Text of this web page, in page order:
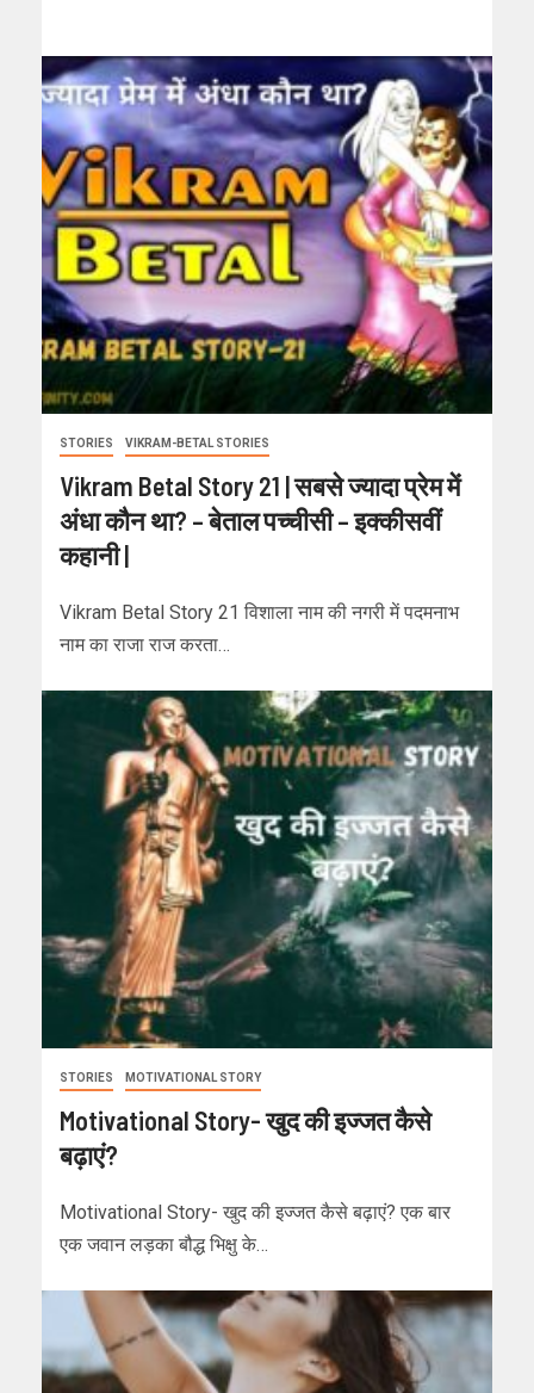
STORIES VIKRAM-BETAL STORIES
Vikram Betal Story 21 | सबसे ज्यादा प्रेम में
अंधा कौन था? – बेताल पच्चीसी – इक्कीसवीं
कहानी |
Vikram Betal Story 21 विशाला नाम की नगरी में पदमनाभ
नाम का राजा राज करता…
STORIES MOTIVATIONAL STORY
Motivational Story- खुद की इज्जत कैसे
बढ़ाएं?
Motivational Story- खुद की इज्जत कैसे बढ़ाएं? एक बार
एक जवान लड़का बौद्ध भिक्षु के…